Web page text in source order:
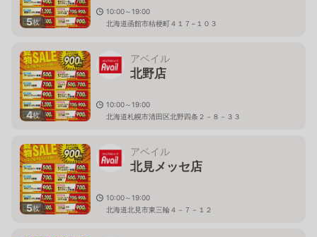
5枚
10:00～19:00
北海道函館市桔梗町４１７−１０３
4枚
アベイル
北野店
10:00～19:00
北海道札幌市清田区北野四条２－８－３３
5枚
アベイル
北見メッセ店
10:00～19:00
北海道北見市東三輪４－７－１２